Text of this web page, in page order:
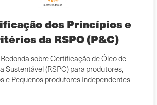
dos Princípios e
da RSPO (P&C)
sobre Certificação de Óleo de
Sustentável (RSPO) para produtores,
e Pequenos produtores Independentes